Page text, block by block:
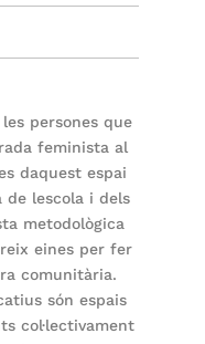
persones que
feminista al
daquest espai
lescola i dels
metodològica
eines per fer
comunitària.
són espais
col·lectivament